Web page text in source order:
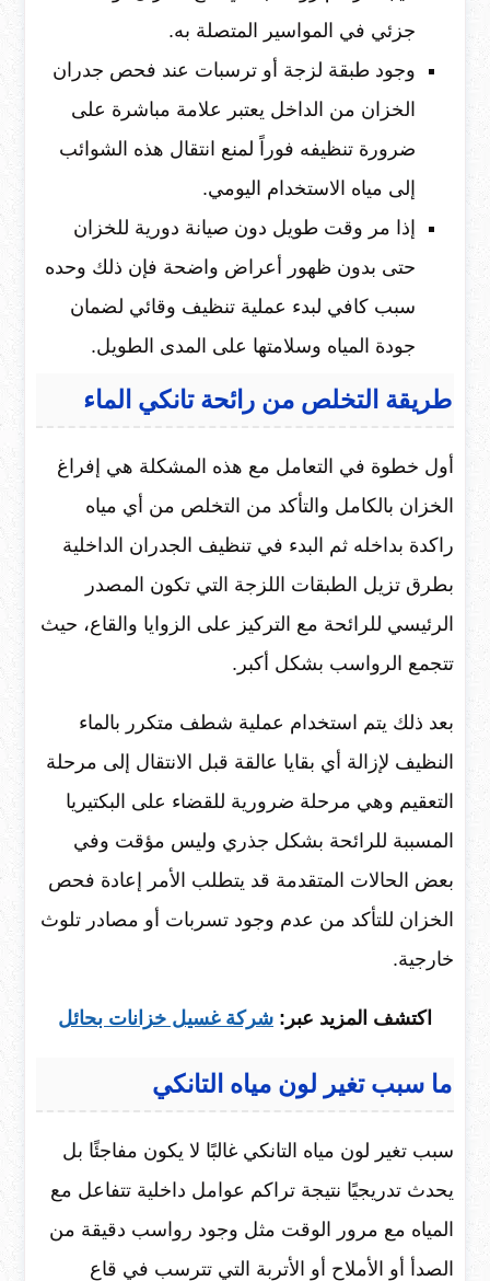
جزئي في المواسير المتصلة به.
وجود طبقة لزجة أو ترسبات عند فحص جدران
الخزان من الداخل يعتبر علامة مباشرة على
ضرورة تنظيفه فوراً لمنع انتقال هذه الشوائب
إلى مياه الاستخدام اليومي.
إذا مر وقت طويل دون صيانة دورية للخزان
حتى بدون ظهور أعراض واضحة فإن ذلك وحده
سبب كافي لبدء عملية تنظيف وقائي لضمان
جودة المياه وسلامتها على المدى الطويل.
طريقة التخلص من رائحة تانكي الماء
أول خطوة في التعامل مع هذه المشكلة هي إفراغ
الخزان بالكامل والتأكد من التخلص من أي مياه
راكدة بداخله ثم البدء في تنظيف الجدران الداخلية
بطرق تزيل الطبقات اللزجة التي تكون المصدر
الرئيسي للرائحة مع التركيز على الزوايا والقاع، حيث
تتجمع الرواسب بشكل أكبر.
بعد ذلك يتم استخدام عملية شطف متكرر بالماء
النظيف لإزالة أي بقايا عالقة قبل الانتقال إلى مرحلة
التعقيم وهي مرحلة ضرورية للقضاء على البكتيريا
المسببة للرائحة بشكل جذري وليس مؤقت وفي
بعض الحالات المتقدمة قد يتطلب الأمر إعادة فحص
الخزان للتأكد من عدم وجود تسربات أو مصادر تلوث
خارجية.
اكتشف المزيد عبر: شركة غسيل خزانات بحائل
ما سبب تغير لون مياه التانكي
سبب تغير لون مياه التانكي غالبًا لا يكون مفاجئًا بل
يحدث تدريجيًا نتيجة تراكم عوامل داخلية تتفاعل مع
المياه مع مرور الوقت مثل وجود رواسب دقيقة من
الصدأ أو الأملاح أو الأتربة التي تترسب في قاع